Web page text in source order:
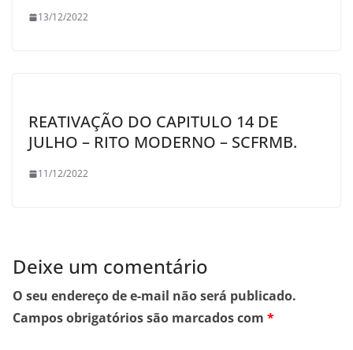
13/12/2022
REATIVAÇÃO DO CAPITULO 14 DE
JULHO – RITO MODERNO – SCFRMB.
11/12/2022
Deixe um comentário
O seu endereço de e-mail não será publicado.
Campos obrigatórios são marcados com *